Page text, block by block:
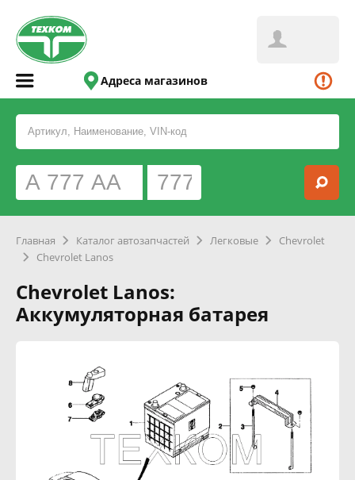
Адреса магазинов
Главная Каталог автозапчастей Легковые
Chevrolet
Chevrolet Lanos
Chevrolet Lanos:
Аккумуляторная батарея